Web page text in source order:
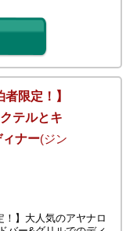
限定！】
テルとキ
ナー(ジン